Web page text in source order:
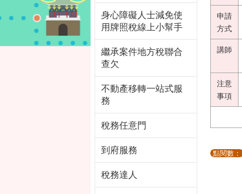
身心障礙人士減免使
用牌照稅線上小幫手
繼承案件地方稅聯合
查欠
不動產移轉一站式服
務
稅務任意門
到府服務
稅務達人
申請
方式
講師
注意
事項
點閱數：